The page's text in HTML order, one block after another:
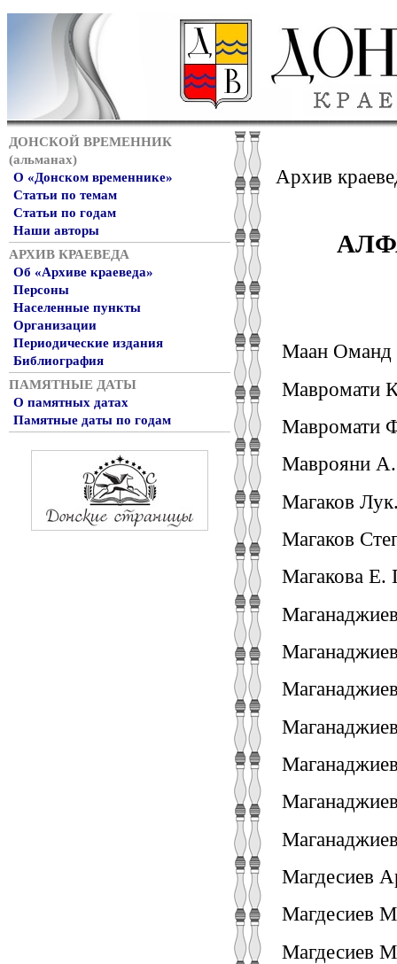
ДОНСКОЙ ВРЕМЕННИК
(альманах)
О «Донском временнике»
Статьи по темам
Статьи по годам
Наши авторы
АРХИВ КРАЕВЕДА
Об «Архиве краеведа»
Персоны
Населенные пункты
Организации
Периодические издания
Библиография
ПАМЯТНЫЕ ДАТЫ
О памятных датах
Памятные даты по годам
Архив
Маан Оманд
Мавромати
Мавромати
Маврояни А.
Магаков
Магаков
Магакова Е.
Магдесиев
Магдесиев
Магдесиев